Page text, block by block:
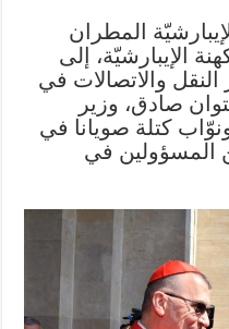
المطران
الإيبارشيّة، إلى
والاتصالات في
صادق، وزير
كتلة صويانا في
المسؤولين في